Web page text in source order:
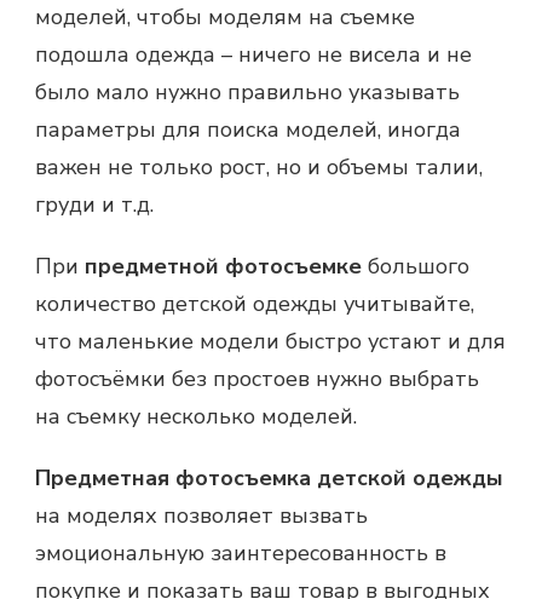
моделей, чтобы моделям на съемке
подошла одежда – ничего не висела и не
было мало нужно правильно указывать
параметры для поиска моделей, иногда
важен не только рост, но и объемы талии,
груди и т.д.
При предметной фотосъемке большого
количество детской одежды учитывайте,
что маленькие модели быстро устают и для
фотосъёмки без простоев нужно выбрать
на съемку несколько моделей.
Предметная фотосъемка детской одежды
на моделях позволяет вызвать
эмоциональную заинтересованность в
покупке и показать ваш товар в выгодных